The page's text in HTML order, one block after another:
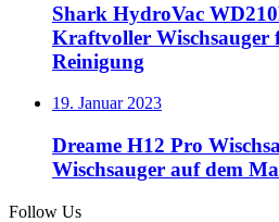
Shark HydroVac
Kraftvoller Wischsauger
Reinigung
19. Januar 2023
Dreame H12 Pro
Wischsauger auf dem
Follow Us